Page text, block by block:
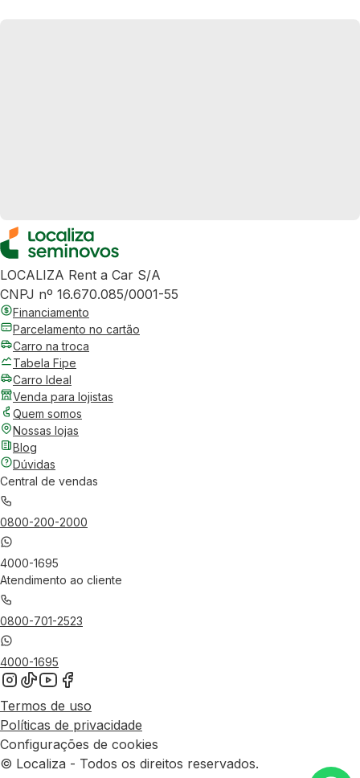
LOCALIZA Rent a Car S/A
CNPJ nº 16.670.085/0001-55
Financiamento
Parcelamento no cartão
Carro na troca
Tabela Fipe
Carro Ideal
Venda para lojistas
Quem somos
Nossas lojas
Blog
Dúvidas
Central de vendas
0800-200-2000
4000-1695
Atendimento ao cliente
0800-701-2523
4000-1695
Termos de uso
Políticas de privacidade
Configurações de cookies
© Localiza - Todos os direitos reservados.